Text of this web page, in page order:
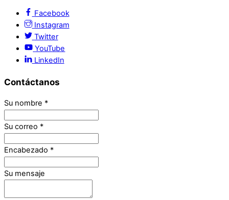
Facebook
Instagram
Twitter
YouTube
LinkedIn
Contáctanos
Su nombre *
Su correo *
Encabezado *
Su mensaje